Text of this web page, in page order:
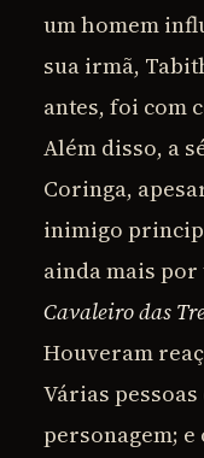
um homem
sua irmã,
antes, foi com
Além disso, a
Coringa,
inimigo
ainda mais
Cavaleiro das
Houveram
Várias
personagem;